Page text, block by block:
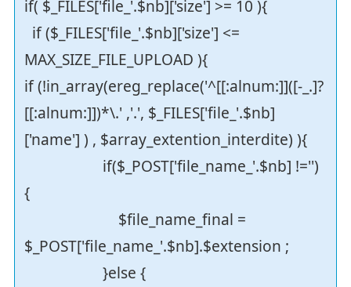
if( $_FILES['file_'.$nb]['size'] >= 10 ){
if ($_FILES['file_'.$nb]['size'] <=
MAX_SIZE_FILE_UPLOAD ){
if (!in_array(ereg_replace('^[[:alnum:]]([-_.]?
[[:alnum:]])*\.' ,'.', $_FILES['file_'.$nb]
['name'] ) , $array_extention_interdite) ){
if($_POST['file_name_'.$nb] !='')
{
$file_name_final =
$_POST['file_name_'.$nb].$extension ;
}else {